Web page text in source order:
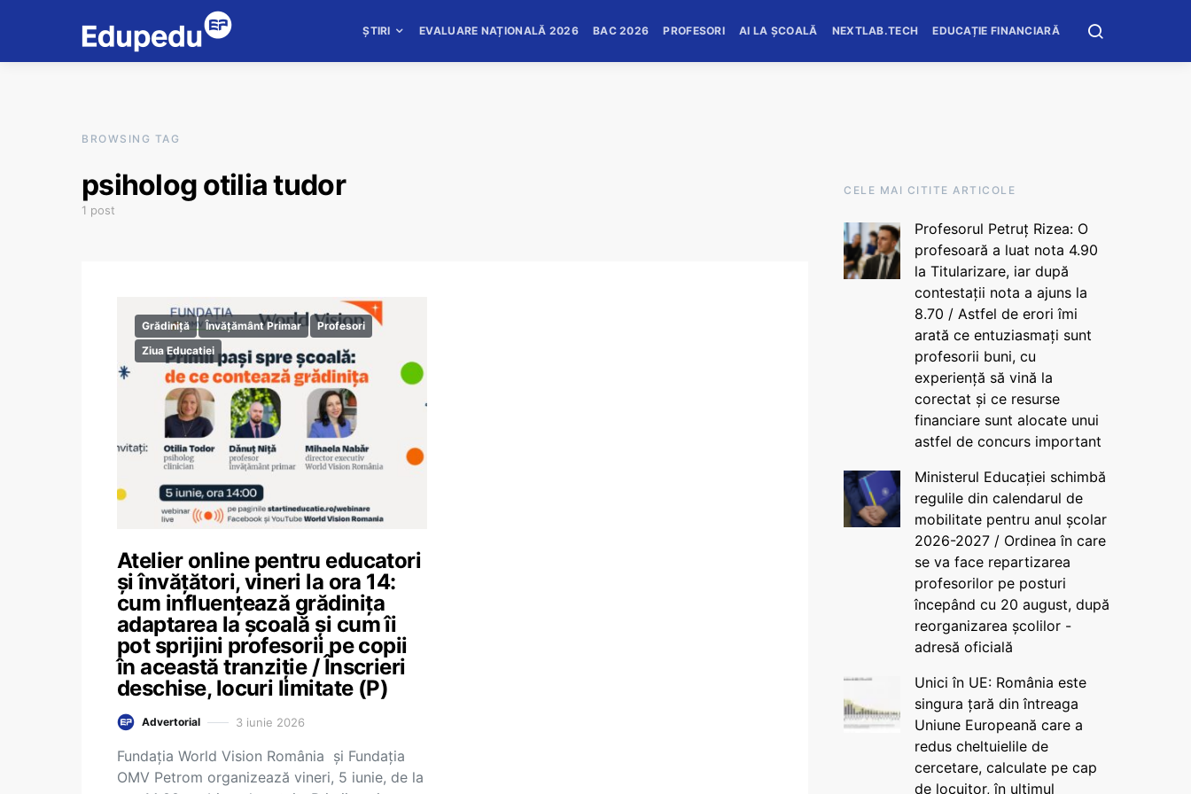
ȘTIRI EVALUARE NAȚIONALĂ 2026 BAC 2026 PROFESORI AI LA ȘCOALĂ NEXTLAB.TECH EDUCAȚIE FINANCIARĂ
BROWSING TAG
psiholog otilia tudor
1 post
Grădiniță Învățământ Primar
Profesori
Ziua Educatiei
Atelier online pentru educatori
și învățători, vineri la ora 14:
cum influențează grădinița
adaptarea la școală și cum îi
pot sprijini profesorii pe copii
în această tranziție / Înscrieri
deschise, locuri limitate (P)
Advertorial 3 iunie 2026
Fundația World Vision România și Fundația
OMV Petrom organizează vineri, 5 iunie, de la
CELE MAI CITITE ARTICOLE
Profesorul Petruț Rizea: O
profesoară a luat nota 4.90
la Titularizare, iar după
contestații nota a ajuns la
8.70 / Astfel de erori îmi
arată ce entuziasmați sunt
profesorii buni, cu
experiență să vină la
corectat și ce resurse
financiare sunt alocate unui
astfel de concurs important
Ministerul Educației schimbă
regulile din calendarul de
mobilitate pentru anul școlar
2026-2027 / Ordinea în care
se va face repartizarea
profesorilor pe posturi
începând cu 20 august, după
reorganizarea școlilor -
adresă oficială
Unici în UE: România este
singura țară din întreaga
Uniune Europeană care a
redus cheltuielile de
cercetare, calculate pe cap
de locuitor, în ultimul